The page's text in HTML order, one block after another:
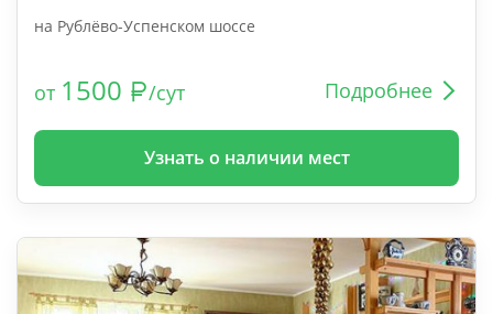
на Рублёво-Успенском шоссе
от 1500 /сут Подробнее
Узнать о наличии мест